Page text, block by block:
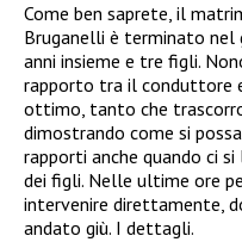
Come ben saprete, il
Bruganelli è terminato nel
anni insieme e tre figli.
rapporto tra il conduttore
ottimo, tanto che
dimostrando come si
rapporti anche quando ci si
dei figli. Nelle ultime ore
intervenire direttamente,
andato giù. I dettagli.